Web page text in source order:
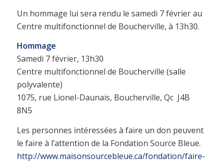
Un hommage lui sera rendu le samedi 7 février au
Centre multifonctionnel de Boucherville, à 13h30.
Hommage
Samedi 7 février, 13h30
Centre multifonctionnel de Boucherville (salle
polyvalente)
1075, rue Lionel-Daunais, Boucherville, Qc J4B
8N5
Les personnes intéressées à faire un don peuvent
le faire à l’attention de la Fondation Source Bleue.
http://www.maisonsourcebleue.ca/fondation/faire-